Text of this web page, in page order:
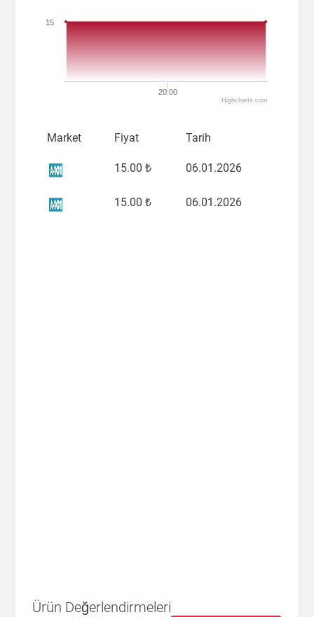
20:00
15
Highcharts.com
Market Fiyat Tarih
15.00 ₺ 06.01.2026
15.00 ₺ 06.01.2026
Ürün Değerlendirmeleri